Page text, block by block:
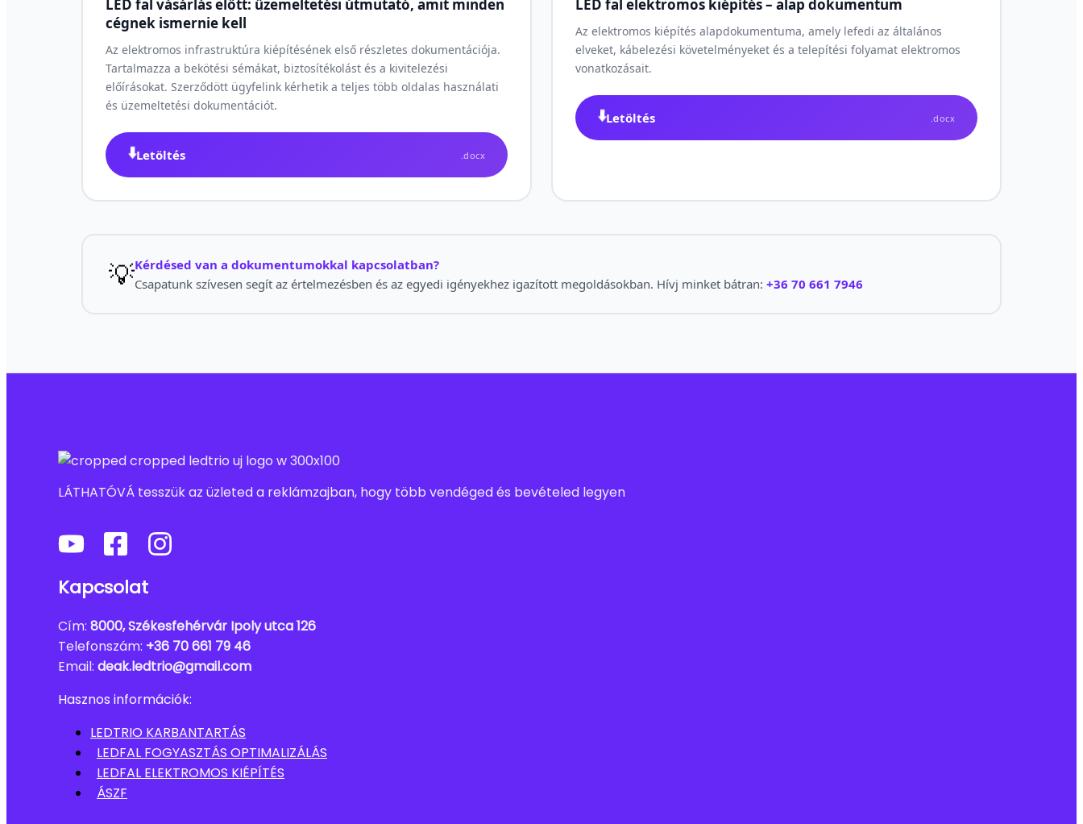
LED fal vásárlás előtt: üzemeltetési útmutató, amit minden
cégnek ismernie kell
Az elektromos infrastruktúra kiépítésének első részletes dokumentációja.
Tartalmazza a bekötési sémákat, biztosítékolást és a kivitelezési
előírásokat. Szerződött ügyfelink kérhetik a teljes több oldalas használati
és üzemeltetési dokumentációt.
⬇️Letöltés .docx
LED fal elektromos kiépítés – alap dokumentum
Az elektromos kiépítés alapdokumentuma, amely lefedi az általános
elveket, kábelezési követelményeket és a telepítési folyamat elektromos
vonatkozásait.
⬇️Letöltés .docx
💡Kérdésed van a dokumentumokkal kapcsolatban?
Csapatunk szívesen segít az értelmezésben és az egyedi igényekhez igazított megoldásokban. Hívj minket bátran: +36 70 661 7946
LÁTHATÓVÁ tesszük az üzleted a reklámzajban, hogy több vendéged és bevételed legyen
Kapcsolat
Cím: 8000, Székesfehérvár Ipoly utca 126
Telefonszám: +36 70 661 79 46
Email: deak.ledtrio@gmail.com
Hasznos információk:
LEDTRIO KARBANTARTÁS
LEDFAL FOGYASZTÁS OPTIMALIZÁLÁS
LEDFAL ELEKTROMOS KIÉPÍTÉS
ÁSZF